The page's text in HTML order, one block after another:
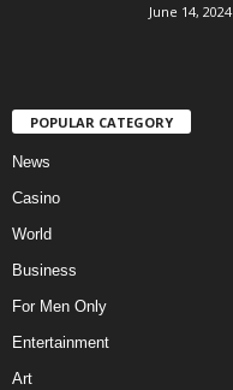
June 14, 2024
POPULAR CATEGORY
News
Casino
World
Business
For Men Only
Entertainment
Art